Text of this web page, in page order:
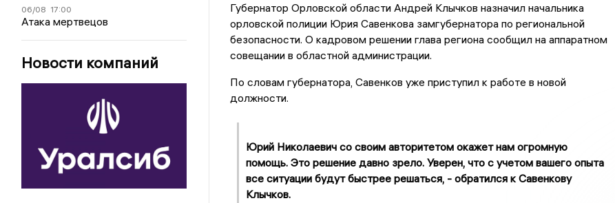
06/08 17:00
Атака мертвецов
Новости компаний
Губернатор Орловской области Андрей Клычков назначил начальника
орловской полиции Юрия Савенкова замгубернатора по региональной
безопасности. О кадровом решении глава региона сообщил на аппаратном
совещании в областной администрации.
По словам губернатора, Савенков уже приступил к работе в новой
должности.
Юрий Николаевич со своим авторитетом окажет нам огромную
помощь. Это решение давно зрело. Уверен, что с учетом вашего опыта
все ситуации будут быстрее решаться, - обратился к Савенкову
Клычков.